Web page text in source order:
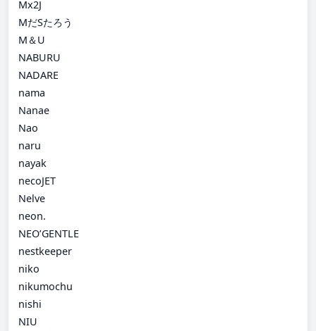
Mx2J
MだSたろう
M＆U
NABURU
NADARE
nama
Nanae
Nao
naru
nayak
necoJET
Nelve
neon.
NEO’GENTLE
nestkeeper
niko
nikumochu
nishi
NIU